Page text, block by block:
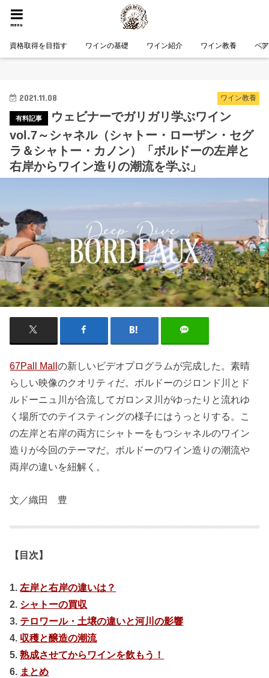
menu
資格取得を目指す ワインの基礎 ワイン紹介 ワイン教養 ペ
HOME
ウェビナーでガリガリ学ぶワイン vol.7～シャネル（シャトー・ローザン・セグラ＆シャト
ー・カノン）「ボルドーの左岸と右岸からワイン造りの潮流を学ぶ」
ワイン教養
2021.11.08
ウェビナーでガリガリ学ぶワイン
vol.7～シャネル（シャトー・ローザン・セグ
ラ＆シャトー・カノン）「ボルドーの左岸と
右岸からワイン造りの潮流を学ぶ」
67Pall Mallの新しいビデオプログラムが完成した。素晴
らしい映像のクオリティだ。ボルドーのジロンド川とド
ルドーニュ川が合流してガロンヌ川がゆったりと流れゆ
く場所でのテイスティングの様子にはうっとりする。こ
の左岸と右岸の両方にシャトーをもつシャネルのワイン
造りが今回のテーマだ。ボルドーのワイン造りの潮流や
両岸の違いを紐解く。
文／織田 豊
【目次】
1.左岸と右岸の違いは？
2. シャトーの買収
3. テロワール・土壌の違いと河川の影響
4. 収穫と醸造の潮流
5.熟成させてからワインを飲もう！
6. まとめ